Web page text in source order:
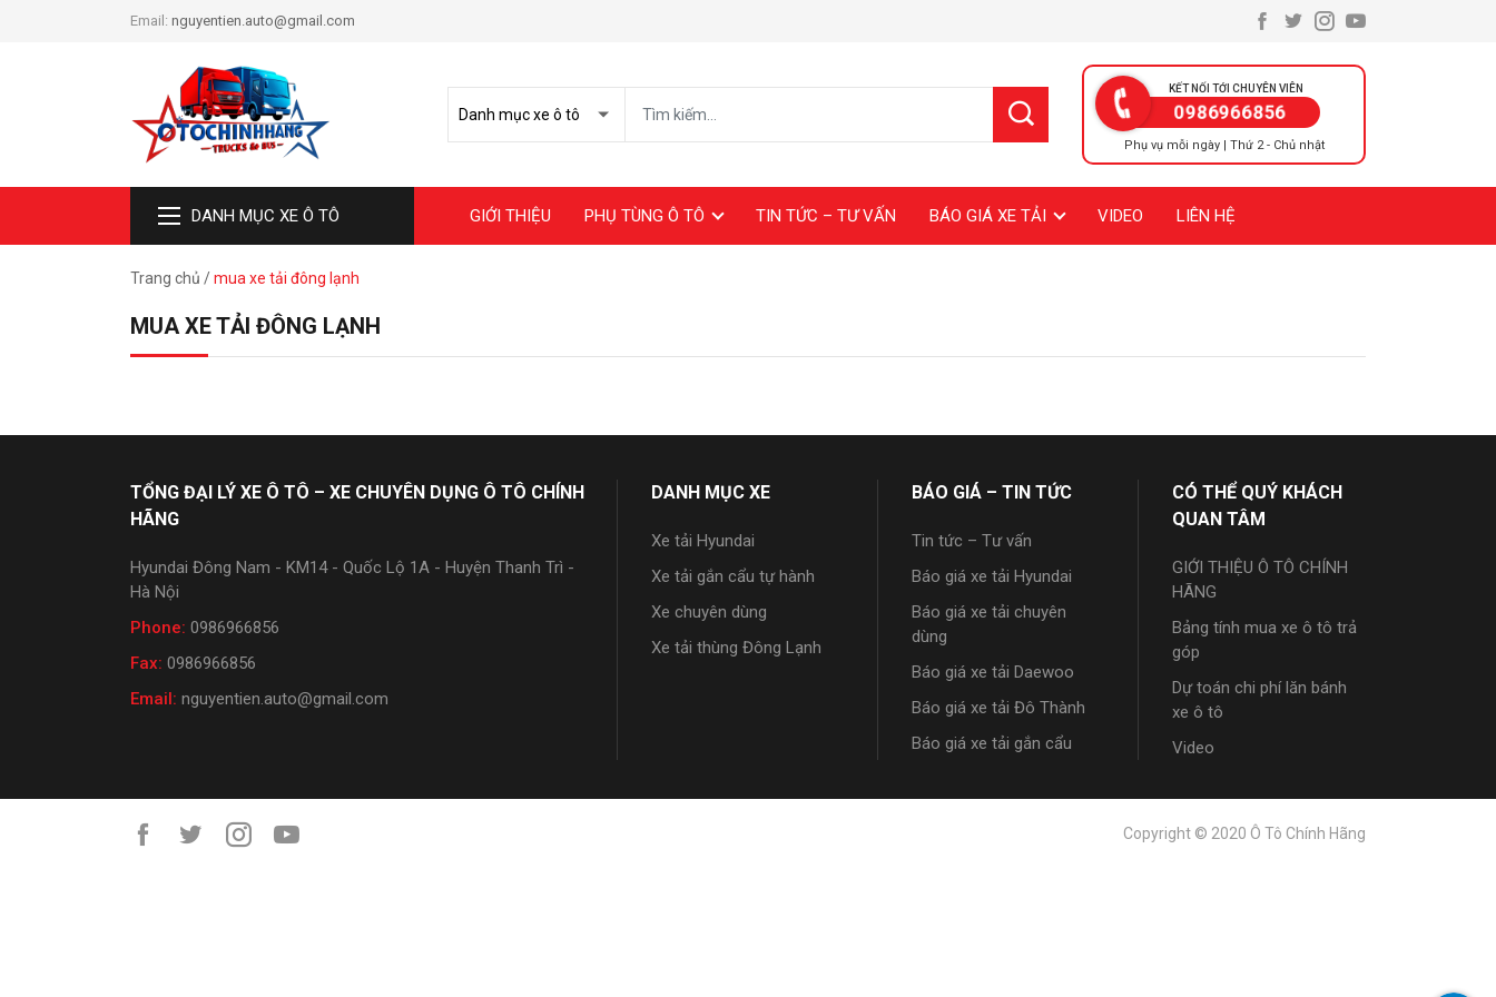
Email: nguyentien.auto@gmail.com
KẾT NỐI TỚI CHUYÊN VIÊN
0986966856
Phụ vụ mỗi ngày | Thứ 2 - Chủ nhật
DANH MỤC XE Ô TÔ GIỚI THIỆU PHỤ TÙNG Ô TÔ TIN TỨC – TƯ VẤN BÁO GIÁ XE TẢI VIDEO LIÊN HỆ
Trang chủ /mua xe tải đông lạnh
MUA XE TẢI ĐÔNG LẠNH
TỔNG ĐẠI LÝ XE Ô TÔ – XE CHUYÊN DỤNG Ô TÔ CHÍNH
HÃNG
Hyundai Đông Nam - KM14 - Quốc Lộ 1A - Huyện Thanh Trì -
Hà Nội
Phone: 0986966856
Fax: 0986966856
Email: nguyentien.auto@gmail.com
DANH MỤC XE
Xe tải Hyundai
Xe tải gắn cẩu tự hành
Xe chuyên dùng
Xe tải thùng Đông Lạnh
BÁO GIÁ – TIN TỨC
Tin tức – Tư vấn
Báo giá xe tải Hyundai
Báo giá xe tải chuyên
dùng
Báo giá xe tải Daewoo
Báo giá xe tải Đô Thành
Báo giá xe tải gắn cẩu
CÓ THỂ QUÝ KHÁCH
QUAN TÂM
GIỚI THIỆU Ô TÔ CHÍNH
HÃNG
Bảng tính mua xe ô tô trả
góp
Dự toán chi phí lăn bánh
xe ô tô
Video
Copyright © 2020 Ô Tô Chính Hãng